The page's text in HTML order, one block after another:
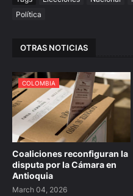
Política
OTRAS NOTICIAS
COLOMBIA
Coaliciones reconfiguran la
disputa por la Cámara en
Antioquia
March 04, 2026